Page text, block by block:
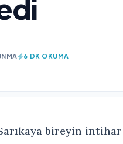
6 DK OKUMA
bireyin